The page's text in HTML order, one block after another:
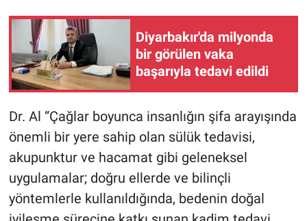
Diyarbakır'da milyonda
bir görülen vaka
başarıyla tedavi edildi
Dr. Al “Çağlar boyunca insanlığın şifa arayışında
önemli bir yere sahip olan sülük tedavisi,
akupunktur ve hacamat gibi geleneksel
uygulamalar; doğru ellerde ve bilinçli
yöntemlerle kullanıldığında, bedenin doğal